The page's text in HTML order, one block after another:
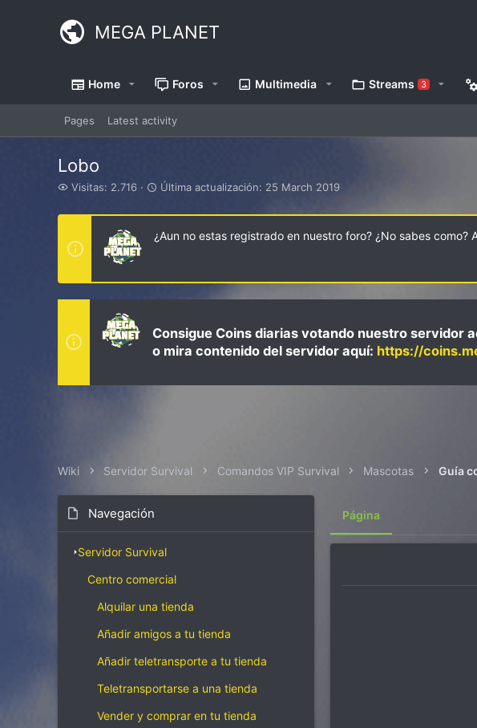
MEGA PLANET
Home Foros Multimedia Streams 3
Pages Latest activity
Lobo
V
s
t
a
Visitas: 2.716
Ú
t
m
c
t
a
a
Última actualización: 25 March 2019
¿Aun no estas registrado en nuestro foro? ¿No sabes como?
Consigue Coins diarias votando nuestro servidor
o mira contenido del servidor aquí: https://
Wiki Servidor Survival Comandos VIP Survival Mascotas Guía
Navegación
Servidor Survival
Centro comercial
Alquilar una tienda
Añadir amigos a tu tienda
Añadir teletransporte a tu tienda
Teletransportarse a una tienda
Vender y comprar en tu tienda
Página